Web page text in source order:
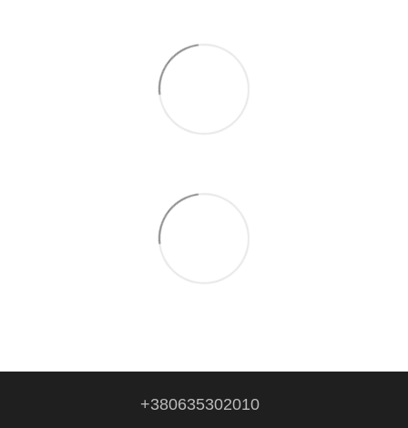
+380635302010